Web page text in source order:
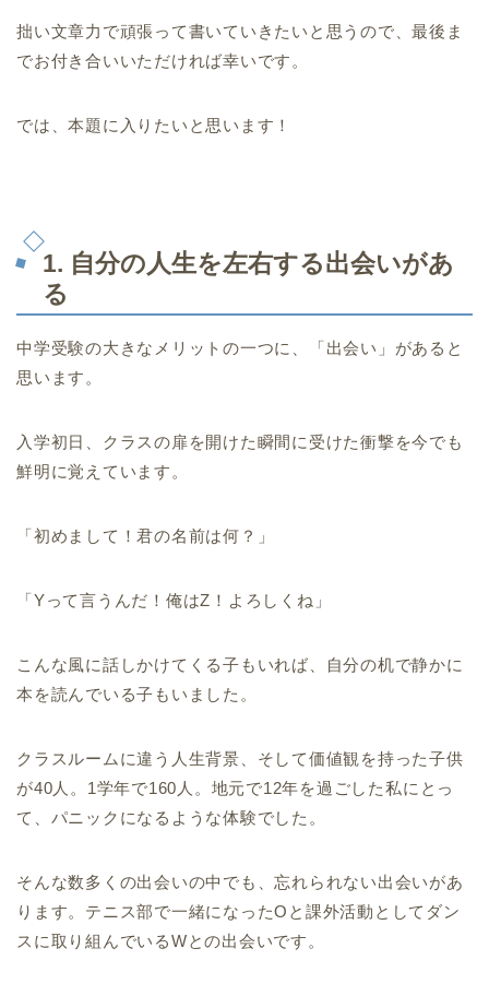
拙い文章力で頑張って書いていきたいと思うので、最後ま
でお付き合いいただければ幸いです。
では、本題に入りたいと思います！
1. 自分の人生を左右する出会いがあ
る
中学受験の大きなメリットの一つに、「出会い」があると
思います。
入学初日、クラスの扉を開けた瞬間に受けた衝撃を今でも
鮮明に覚えています。
「初めまして！君の名前は何？」
「Yって言うんだ！俺はZ！よろしくね」
こんな風に話しかけてくる子もいれば、自分の机で静かに
本を読んでいる子もいました。
クラスルームに違う人生背景、そして価値観を持った子供
が40人。1学年で160人。地元で12年を過ごした私にとっ
て、パニックになるような体験でした。
そんな数多くの出会いの中でも、忘れられない出会いがあ
ります。テニス部で一緒になったOと課外活動としてダン
スに取り組んでいるWとの出会いです。